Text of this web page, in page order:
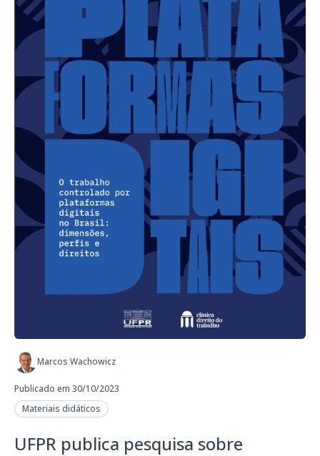
Marcos Wachowicz
Publicado em 30/10/2023
Materiais didáticos
UFPR publica pesquisa sobre